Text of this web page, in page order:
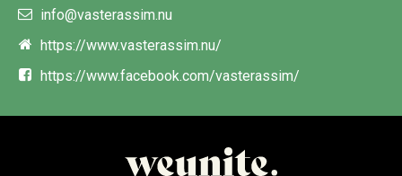
info@vasterassim.nu
https://www.vasterassim.nu/
https://www.facebook.com/vasterassim/